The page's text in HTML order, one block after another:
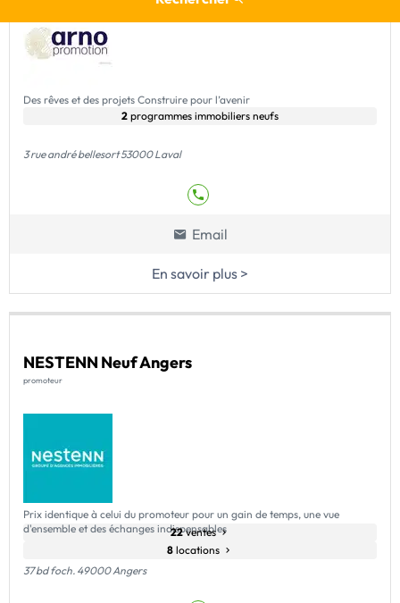
Des rêves et des projets Construire pour l’avenir
2 programmes immobiliers neufs
3 rue andré bellesort 53000 Laval
Email
En savoir plus >
NESTENN Neuf Angers
promoteur
Prix identique à celui du promoteur pour un gain de temps, une vue
d'ensemble et des échanges indispensables
22ventes
8 locations
37 bd foch. 49000 Angers